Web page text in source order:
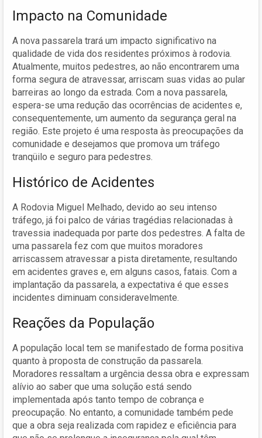
Impacto na Comunidade
A nova passarela trará um impacto significativo na
qualidade de vida dos residentes próximos à rodovia.
Atualmente, muitos pedestres, ao não encontrarem uma
forma segura de atravessar, arriscam suas vidas ao pular
barreiras ao longo da estrada. Com a nova passarela,
espera-se uma redução das ocorrências de acidentes e,
consequentemente, um aumento da segurança geral na
região. Este projeto é uma resposta às preocupações da
comunidade e desejamos que promova um tráfego
tranqüilo e seguro para pedestres.
Histórico de Acidentes
A Rodovia Miguel Melhado, devido ao seu intenso
tráfego, já foi palco de várias tragédias relacionadas à
travessia inadequada por parte dos pedestres. A falta de
uma passarela fez com que muitos moradores
arriscassem atravessar a pista diretamente, resultando
em acidentes graves e, em alguns casos, fatais. Com a
implantação da passarela, a expectativa é que esses
incidentes diminuam consideravelmente.
Reações da População
A população local tem se manifestado de forma positiva
quanto à proposta de construção da passarela.
Moradores ressaltam a urgência dessa obra e expressam
alívio ao saber que uma solução está sendo
implementada após tanto tempo de cobrança e
preocupação. No entanto, a comunidade também pede
que a obra seja realizada com rapidez e eficiência para